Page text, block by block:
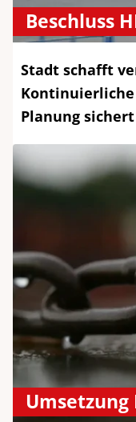
Beschluss
Stadt schafft
Planung
Umsetzung